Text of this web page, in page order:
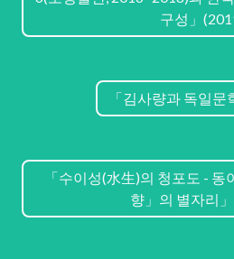
구성」
「김사량과 독일
「수이성(水生)의 청포도 -
향」의 별자리